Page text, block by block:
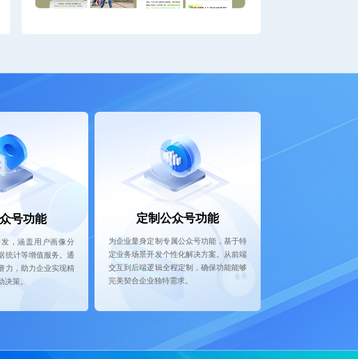
号功能
，涵盖用户画像分
统计等增值服务。通
力，助力企业实现精
决策。
定制公众号功能
为企业量身定制专属公众号功能，基于特
定业务场景开发个性化解决方案。从前端
交互到后端逻辑全程定制，确保功能能够
完美契合企业独特需求。